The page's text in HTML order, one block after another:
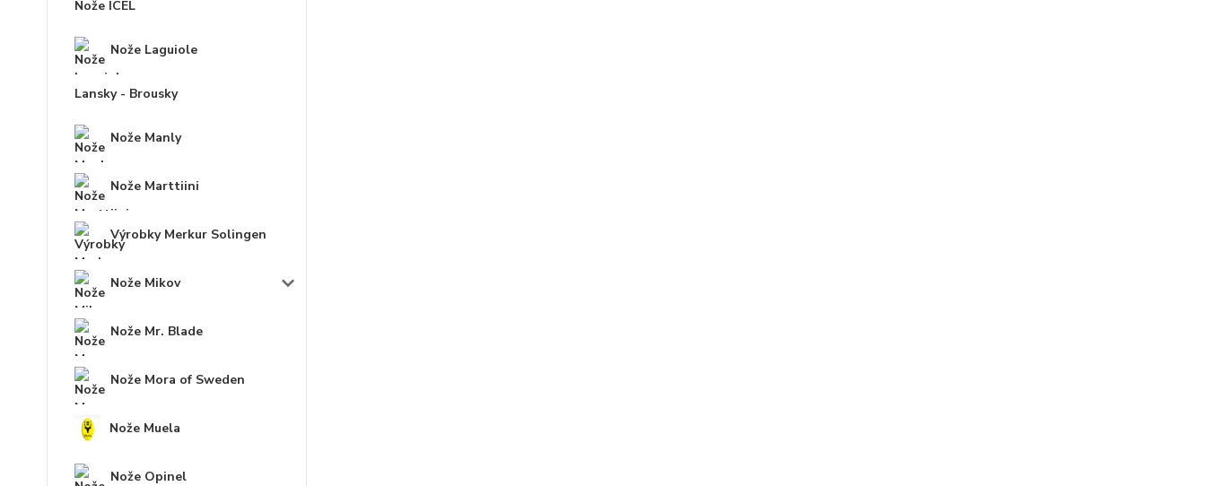
Nože ICEL
Nože Laguiole
Lansky - Brousky
Nože Manly
Nože Marttiini
Výrobky Merkur Solingen
Nože Mikov
Nože Mr. Blade
Nože Mora of Sweden
Nože Muela
Nože Opinel